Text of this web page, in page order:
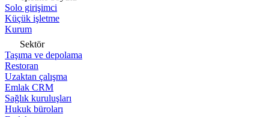
Solo girişimci
Küçük işletme
Kurum
Sektör
Taşıma ve depolama
Restoran
Uzaktan çalışma
Emlak CRM
Sağlık kuruluşları
Hukuk büroları